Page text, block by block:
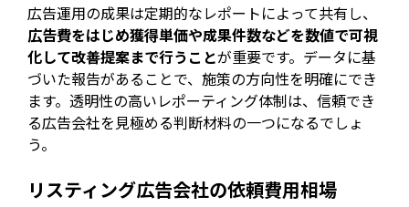
広告運用の成果は定期的なレポートによって共有し、
広告費をはじめ獲得単価や成果件数などを数値で可視
化して改善提案まで行うことが重要です。データに基
づいた報告があることで、施策の方向性を明確にでき
ます。透明性の高いレポーティング体制は、信頼でき
る広告会社を見極める判断材料の一つになるでしょ
う。
リスティング広告会社の依頼費用相場